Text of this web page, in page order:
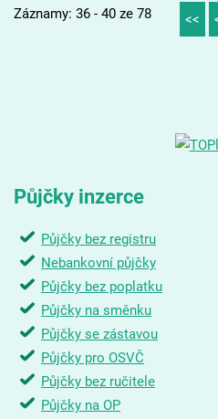
Záznamy: 36 - 40 ze 78 <<
Půjčky inzerce
Půjčky bez registru
Nebankovní půjčky
Půjčky bez poplatku
Půjčky na směnku
Půjčky se zástavou
Půjčky pro OSVČ
Půjčky bez ručitele
Půjčky na OP